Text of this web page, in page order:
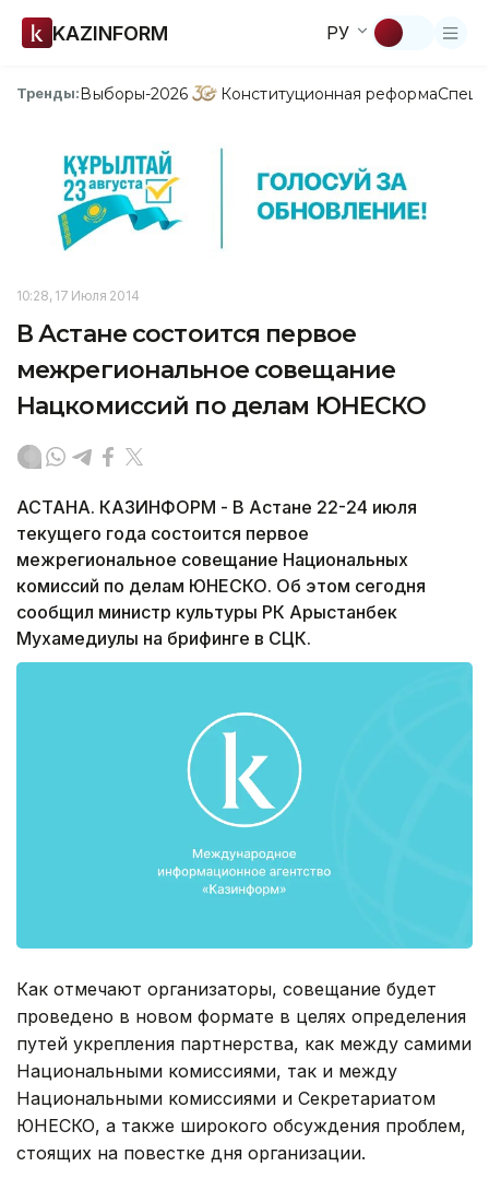
KAZINFORM РУ
Тренды:Выборы-2026 Конституционная реформа
10:28, 17 Июля 2014
В Астане состоится первое
межрегиональное совещание
Нацкомиссий по делам ЮНЕСКО
АСТАНА. КАЗИНФОРМ - В Астане 22-24 июля
текущего года состоится первое
межрегиональное совещание Национальных
комиссий по делам ЮНЕСКО. Об этом сегодня
сообщил министр культуры РК Арыстанбек
Мухамедиулы на брифинге в СЦК.
Как отмечают организаторы, совещание будет
проведено в новом формате в целях определения
путей укрепления партнерства, как между самими
Национальными комиссиями, так и между
Национальными комиссиями и Секретариатом
ЮНЕСКО, а также широкого обсуждения проблем,
стоящих на повестке дня организации.